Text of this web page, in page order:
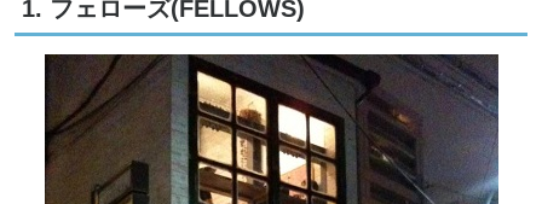
1. フェローズ(FELLOWS)